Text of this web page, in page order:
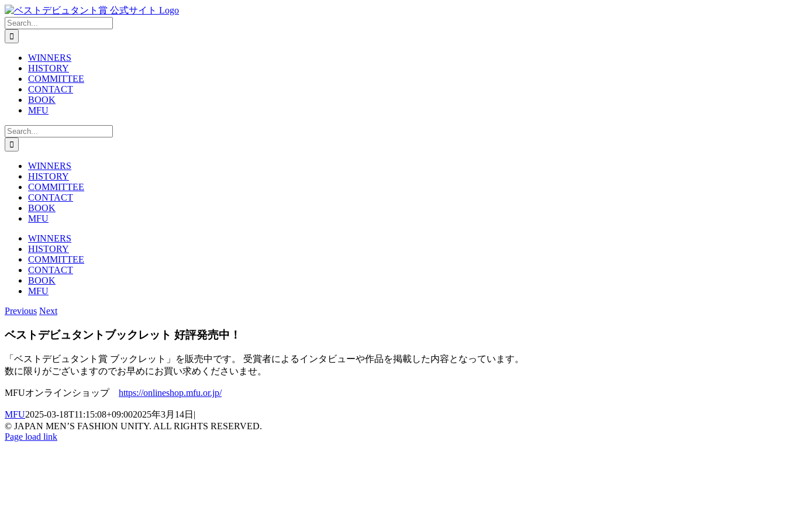
Skip
to
content
Search
for:
WINNERS
HISTORY
COMMITTEE
CONTACT
BOOK
MFU
Search
for:
WINNERS
HISTORY
COMMITTEE
CONTACT
BOOK
MFU
WINNERS
HISTORY
COMMITTEE
CONTACT
BOOK
MFU
Previous Next
ベストデビュタントブックレット 好評発売中！
「ベストデビュタント賞 ブックレット」を販売中です。 受賞者によるインタビューや作品を掲載した内容となっています。
数に限りがございますのでお早めにお買い求めくださいませ。
MFUオンラインショップ https://onlineshop.mfu.or.jp/
MFU2025-03-18T11:15:08+09:002025年3月14日 |
© JAPAN MEN’S FASHION UNITY. ALL RIGHTS RESERVED.
MFU
X
Facebook
Instagram
Page load link